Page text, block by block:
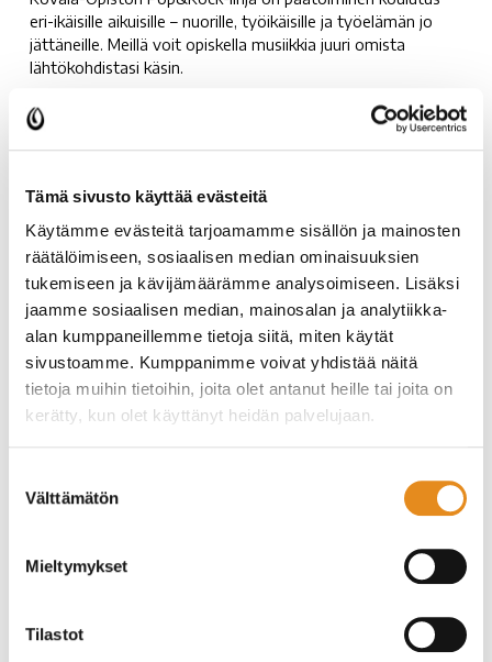
Tämä sivusto käyttää evästeitä
Käytämme evästeitä tarjoamamme sisällön ja mainosten
räätälöimiseen, sosiaalisen median ominaisuuksien
tukemiseen ja kävijämäärämme analysoimiseen. Lisäksi
jaamme sosiaalisen median, mainosalan ja analytiikka-
alan kumppaneillemme tietoja siitä, miten käytät
sivustoamme. Kumppanimme voivat yhdistää näitä
tietoja muihin tietoihin, joita olet antanut heille tai joita on
kerätty, kun olet käyttänyt heidän palvelujaan.
valinta
Välttämätön
Mieltymykset
Tilastot
eri-ikäisille aikuisille – nuorille, työikäisille ja työelämän jo
jättäneille. Meillä voit opiskella musiikkia juuri omista
lähtökohdistasi käsin.
Musiikkilinjalla voit:
kehittää soittotaitojasi yksin ja yhdessä
tutustua musiikkiteknologiaan ja studiotyöskentelyyn
opiskella musiikkiteoriaa käytännönläheisesti
esiintyä osana bändi-kokoonpanoa
tutustua musiikkibisnekseen ja luovan alan
mahdollisuuksiin
valinnaiset aineet: soittimen rakennus,
opetusharjoittelu,
mahdollisuus suorittaa Ilmaisun ohjaaminen -
tutkinnon osa kasvatus- ja ohjausalan
Olipa haaveenasi muusikon ura, oman musiikin tekeminen
tai puhdas ilo musiikin parissa, olet lämpimästi tervetullut
perustutkintoja eri instrumenteissa, teoria-aineissa ja